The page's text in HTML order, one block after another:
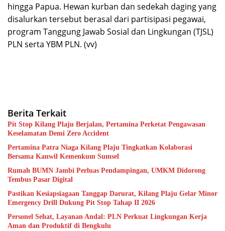
hingga Papua. Hewan kurban dan sedekah daging yang
disalurkan tersebut berasal dari partisipasi pegawai,
program Tanggung Jawab Sosial dan Lingkungan (TJSL)
PLN serta YBM PLN. (vv)
Berita Terkait
Pit Stop Kilang Plaju Berjalan, Pertamina Perketat Pengawasan
Keselamatan Demi Zero Accident
Pertamina Patra Niaga Kilang Plaju Tingkatkan Kolaborasi
Bersama Kanwil Kemenkum Sumsel
Rumah BUMN Jambi Perluas Pendampingan, UMKM Didorong
Tembus Pasar Digital
Pastikan Kesiapsiagaan Tanggap Darurat, Kilang Plaju Gelar Minor
Emergency Drill Dukung Pit Stop Tahap II 2026
Personel Sehat, Layanan Andal: PLN Perkuat Lingkungan Kerja
Aman dan Produktif di Bengkulu